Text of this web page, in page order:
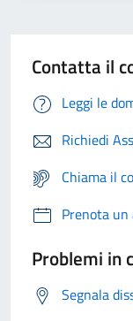
Contatta il
Leggi le
Richiedi
Chiama il
Prenota
Problemi in
Segnala